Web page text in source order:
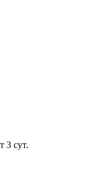
3 сут.